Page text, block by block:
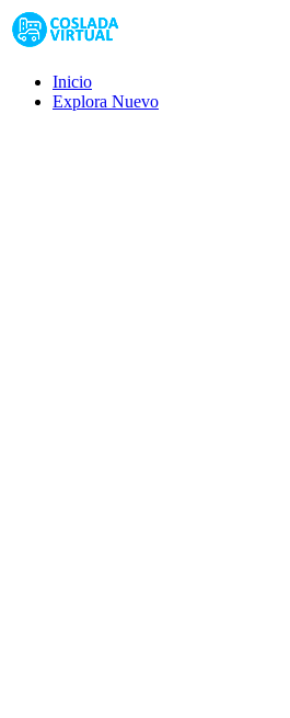
Inicio
Explora Nuevo